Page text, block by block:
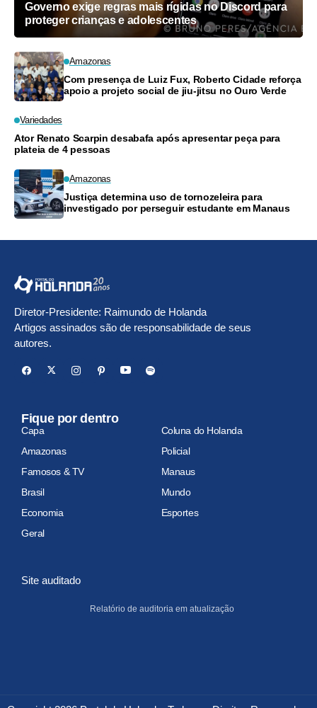
Governo exige regras mais rígidas no Discord para
proteger crianças e adolescentes
Amazonas
Com presença de Luiz Fux, Roberto Cidade reforça
apoio a projeto social de jiu-jitsu no Ouro Verde
Variedades
Ator Renato Scarpin desabafa após apresentar peça para
plateia de 4 pessoas
Amazonas
Justiça determina uso de tornozeleira para
investigado por perseguir estudante em Manaus
Diretor-Presidente: Raimundo de Holanda
Artigos assinados são de responsabilidade de seus
autores.
Fique por dentro
Capa
Coluna do Holanda
Amazonas
Policial
Famosos & TV
Manaus
Brasil
Mundo
Economia
Esportes
Geral
Site auditado
Relatório de auditoria em atualização